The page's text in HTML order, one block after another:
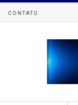
CONTATO